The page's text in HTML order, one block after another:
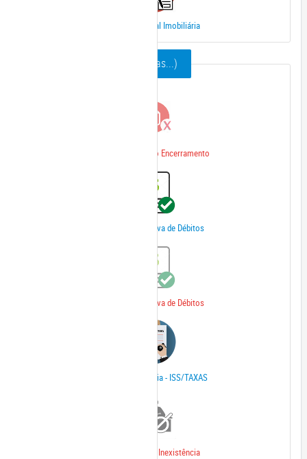
Ficha Cadastral Imobiliária
Mobiliário (ISSQN / Taxas...)
Certidão De Início Encerramento
Certidão Negativa de Débitos
Certidão Negativa de Débitos
Dívida Ativa 2° Via - ISS/TAXAS
Declaração de Inexistência